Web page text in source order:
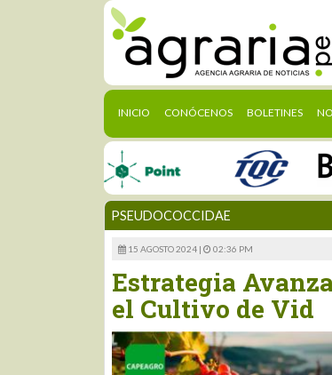
INICIO (CURRENT)
CONÓCENOS BOLETINES
PSEUDOCOCCIDAE
15 AGOSTO 2024 | 02:36 PM
Estrategia
el Cultivo de Vid